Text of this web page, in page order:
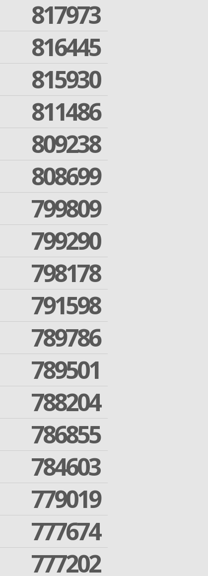
817973
816445
815930
811486
809238
808699
799809
799290
798178
791598
789786
789501
788204
786855
784603
779019
777674
777202